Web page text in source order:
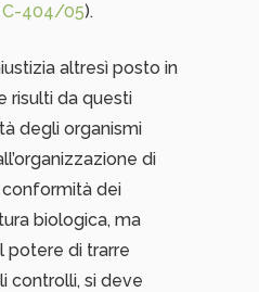
C-404/05).
altresì posto in
risulti da questi
degli organismi
di
dei
biologica, ma
potere di trarre
controlli, si deve